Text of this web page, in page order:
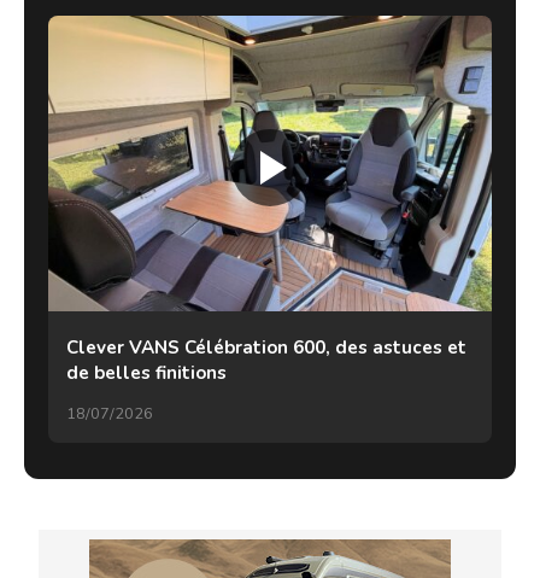
Clever VANS Célébration 600, des astuces et
de belles finitions
18/07/2026